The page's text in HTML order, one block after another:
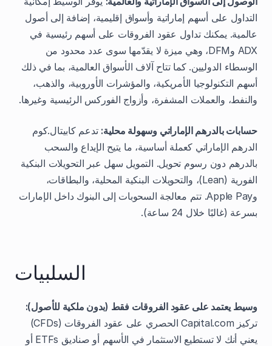
التداول على أسهم إماراتية وأسواق إقليمية، إضافة إلى أصول
عالمية. يمكنك تداول عقود الفروقات على أسهم رئيسية في
ADX وDFM، وهي ميزة لا يقدّمها سوى عدد محدود من
الوسطاء الدوليين. كما تتاح آلاف الأسواق العالمية، بما في ذلك
أسهم التكنولوجيا الأمريكية، والمؤشرات الأوروبية، والذهب،
والنفط، والعملات المشفرة، وأزواج الفوركس الرئيسية وغيرها.
حسابات بالدرهم الإماراتي وسهولة محلية: تدعم كابيتال.كوم
الدرهم الإماراتي كعملة أساسية، ما يتيح الإيداع والسحب
بالدرهم دون رسوم تحويل. التمويل سهل عبر التحويلات البنكية
الفورية (Lean)، والتحويلات البنكية المحلية، والبطاقات،
وApple Pay. تتم معالجة السحوبات إلى البنوك داخل الإمارات
بسرعة (غالبًا خلال 24 ساعة).
السلبيات
وسيط يعتمد على عقود الفروقات فقط (بدون ملكية للأصول):
تركيز Capital.com الحصري على عقود الفروقات (CFDs)
يعني أنك لا تستطيع الاستثمار في الأسهم أو صناديق ETFs أو